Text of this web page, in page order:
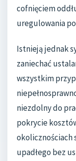
cofnięciem
uregulowania
Istnieją jednak
zaniechać
wszystkim
niezdolny do
pokrycie
okolicznościach
upadłego bez